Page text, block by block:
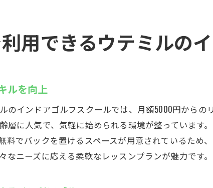
経験者がさらなる高みを目指すた
スキルレベルに応じた多彩なプログ
多様なレベルに対応するトレーニ
若い年齢層に人気のインドアゴルフス
若者に愛されるゴルフスクールの
最新技術を活用した若者向けレッス
用できるウテミルの
ルを向上
のインドアゴルフスクールでは、月額5000円からの
層に人気で、気軽に始められる環境が整っています
料でバックを置けるスペースが用意されているため
なニーズに応える柔軟なレッスンプランが魅力です。